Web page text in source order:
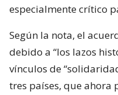
especialmente crítico
Según la nota, el
debido a “los lazos
vínculos de
tres países, que ahora